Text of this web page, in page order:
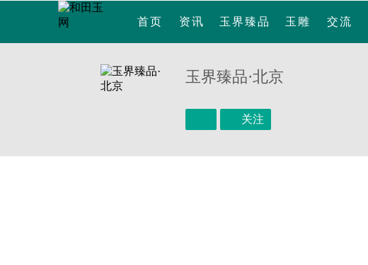
首页 资讯 玉界臻品 玉雕 交流
玉界臻品·北京
关注